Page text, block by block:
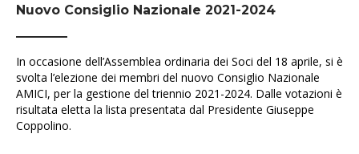
Nuovo Consiglio Nazionale 2021-2024
In occasione dell’Assemblea ordinaria dei Soci del 18 aprile, si è
svolta l’elezione dei membri del nuovo Consiglio Nazionale
AMICI, per la gestione del triennio 2021-2024. Dalle votazioni è
risultata eletta la lista presentata dal Presidente Giuseppe
Coppolino.